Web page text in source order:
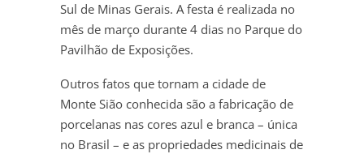
Sul de Minas Gerais. A festa é realizada no
mês de março durante 4 dias no Parque do
Pavilhão de Exposições.
Outros fatos que tornam a cidade de
Monte Sião conhecida são a fabricação de
porcelanas nas cores azul e branca – única
no Brasil – e as propriedades medicinais de